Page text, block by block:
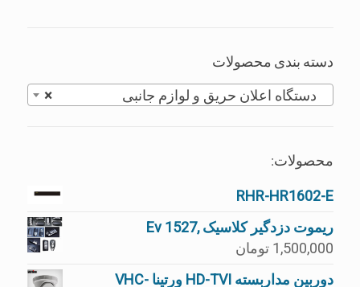
دسته بندی محصولات
× دستگاه اعلان حريق و لوازم جانبی
محصولات:
RHR-HR1602-E
ریموت دزدگیر کلاسیک ,Ev 1527
1,500,000 تومان
دوربین مداربسته HD-TVI ورتینا VHC-